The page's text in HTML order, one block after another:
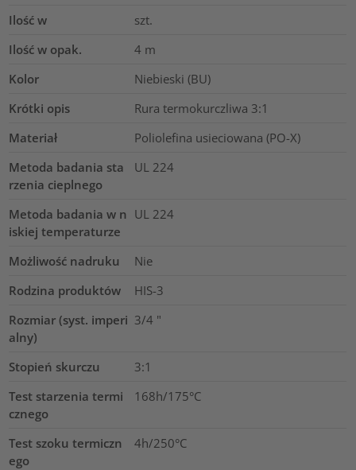
Ilość w
szt.
Ilość w opak.
4 m
Kolor
Niebieski (BU)
Krótki opis
Rura termokurczliwa 3:1
Materiał
Poliolefina usieciowana (PO-X)
Metoda badania sta
rzenia cieplnego
UL 224
Metoda badania w n
iskiej temperaturze
UL 224
Możliwość nadruku
Nie
Rodzina produktów
HIS-3
Rozmiar (syst. imperi
alny)
3/4 "
Stopień skurczu
3:1
Test starzenia termi
cznego
168h/175°C
Test szoku termiczn
ego
4h/250°C